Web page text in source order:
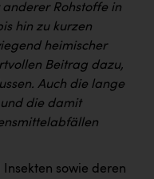
Rohstoffe in
hin zu kurzen
heimischer
Beitrag dazu,
Auch die lange
die damit
sowie deren